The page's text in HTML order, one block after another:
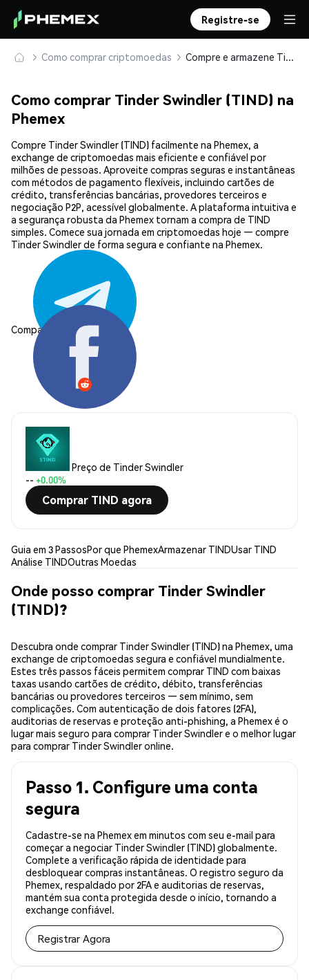
Registre-se
Como comprar criptomoedas Compre e armazene Tinder Swindler (TIND) com segurança
Como comprar Tinder Swindler (TIND) na
Phemex
Compre Tinder Swindler (TIND) facilmente na Phemex, a
exchange de criptomoedas mais eficiente e confiável por
milhões de pessoas. Aproveite compras seguras e instantâneas
com métodos de pagamento flexíveis, incluindo cartões de
crédito, transferências bancárias, provedores terceiros e
negociação P2P, acessível globalmente. A plataforma intuitiva e
a segurança robusta da Phemex tornam a compra de TIND
simples. Comece sua jornada em criptomoedas hoje — compre
Tinder Swindler de forma segura e confiante na Phemex.
Compartilhar:
Preço de Tinder Swindler
-- +0.00%
Comprar TIND agora
Guia em 3 PassosPor que PhemexArmazenar TINDUsar TIND
Análise TINDOutras Moedas
Onde posso comprar Tinder Swindler
(TIND)?
Descubra onde comprar Tinder Swindler (TIND) na Phemex, uma
exchange de criptomoedas segura e confiável mundialmente.
Estes três passos fáceis permitem comprar TIND com baixas
taxas usando cartões de crédito, débito, transferências
bancárias ou provedores terceiros — sem mínimo, sem
complicações. Com autenticação de dois fatores (2FA),
auditorias de reservas e proteção anti-phishing, a Phemex é o
lugar mais seguro para comprar Tinder Swindler e o melhor lugar
para comprar Tinder Swindler online.
Passo 1. Configure uma conta
segura
Cadastre-se na Phemex em minutos com seu e-mail para
começar a negociar Tinder Swindler (TIND) globalmente.
Complete a verificação rápida de identidade para
desbloquear compras instantâneas. O registro seguro da
Phemex, respaldado por 2FA e auditorias de reservas,
mantém sua conta protegida desde o início, tornando a
exchange confiável.
Registrar Agora